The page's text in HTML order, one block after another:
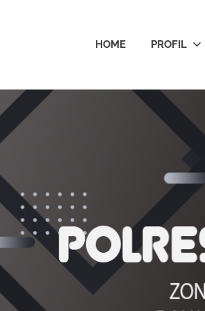
HOME PROFIL